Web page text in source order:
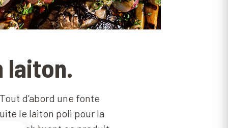
laiton.
d’abord une fonte
le laiton poli pour la